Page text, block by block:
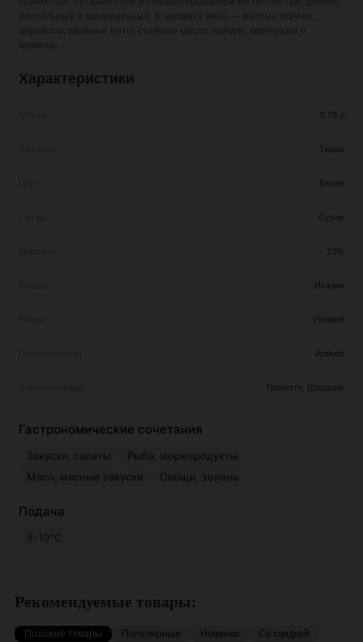
Характеристики
0,75 л
Тихое
Белое
Сухое
13%
Италия
Умбрия
Antinori
Грекетто, Шардоне
Гастрономические сочетания
Закуски, салаты
Рыба, морепродукты
Мясо, мясные закуски
Овощи, зелень
Подача
8-10°C
Рекомендуемые товары:
Похожие товары Популярные Новинки Со скидкой